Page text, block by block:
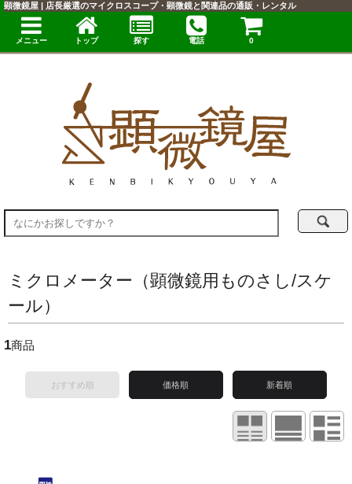
ミクロメーター（顕微鏡用ものさし/スケ
ール）
1商品
おすすめ順 価格順 新着順
顕微鏡屋 | 店長厳選のマイクロスコープ・顕微鏡と関連品の通販・レンタル
メニュー トップ 探す 電話 0